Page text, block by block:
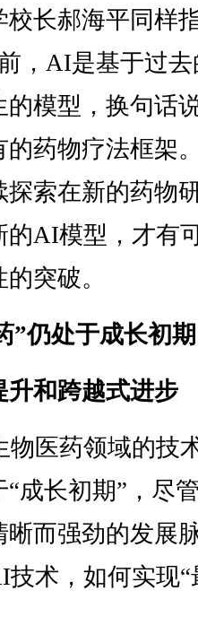
长郝海平同样
，AI是基于过去
模型，换句话
药物疗法框架
索在新的药物
的AI模型，才有
突破。
”仍处于成长初
升和跨越式进步
医药领域的技
成长初期”，尽
而强劲的发展
术，如何实现“